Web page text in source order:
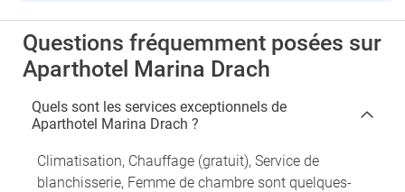
Questions fréquemment posées sur
Aparthotel Marina Drach
Quels sont les services exceptionnels de
Aparthotel Marina Drach ?
Climatisation, Chauffage (gratuit), Service de
blanchisserie, Femme de chambre sont quelques-